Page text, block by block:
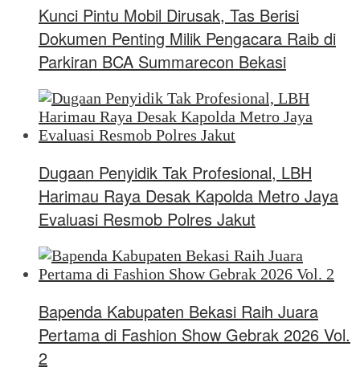
Kunci Pintu Mobil Dirusak, Tas Berisi
Dokumen Penting Milik Pengacara Raib di
Parkiran BCA Summarecon Bekasi
Dugaan Penyidik Tak Profesional, LBH
Harimau Raya Desak Kapolda Metro Jaya
Evaluasi Resmob Polres Jakut
Bapenda Kabupaten Bekasi Raih Juara
Pertama di Fashion Show Gebrak 2026 Vol.
2